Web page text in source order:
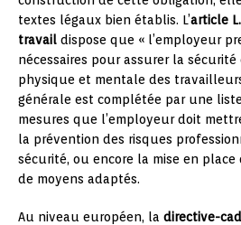
textes légaux bien établis. L’article
travail dispose que « l’employeur
nécessaires pour assurer la
physique et mentale des
générale est complétée par une
mesures que l’employeur doit
la prévention des risques
sécurité, ou encore la mise en place
de moyens adaptés.
Au niveau européen, la directive-